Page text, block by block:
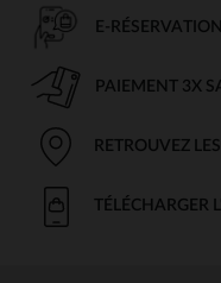
E-RÉSERVATION
PAIEMENT 3X
RETROUVEZ
TÉLÉCHARGER